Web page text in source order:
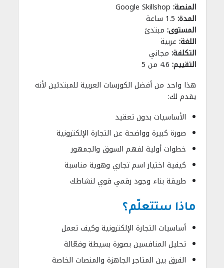
المنصة:
المدة:
المستوى: مبتدئ
اللغة: عربية
التكلفة: مجاني
التقييم:
هذا واحد من أفضل الكورسات العربية للمبتدئين لأنه
يقدم لك:
الأساسيات بدون تعقيد
صورة كبيرة وواضحة عن التجارة الإلكترونية
خطوات أولية لفهم السوق والجمهور
كيفية اختيار اسم تجاري وهوية مناسبة
طريقة بناء وجود رقمي قوي لنشاطك
ماذا ستتعلّم؟
أساسيات التجارة الإلكترونية وكيف تعمل
تحليل المنافسين بصورة بسيطة وفعّالة
الفرق بين المتاجر الجاهزة والمنصات الخاصة